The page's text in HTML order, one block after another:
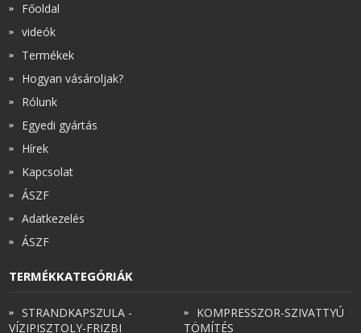
Főoldal
videók
Termékek
Hogyan vásároljak?
Rólunk
Egyedi gyártás
Hírek
Kapcsolat
ÁSZF
Adatkezelés
ÁSZF
TERMÉKKATEGÓRIÁK
STRANDKAPSZULA -
VÍZIPISZTOLY-FRIZBI
KOMPRESSZOR-SZIVATTYÚ
TÖMÍTÉS